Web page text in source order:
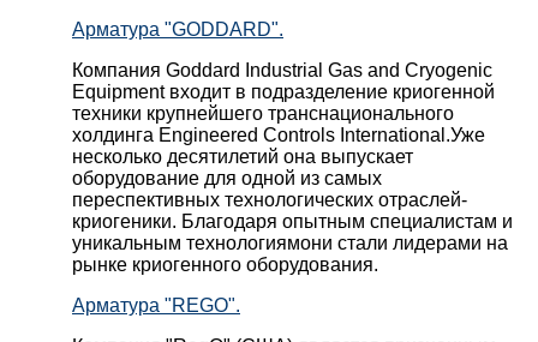
Арматура "GODDARD".
Компания Goddard Industrial Gas and Cryogenic
Equipment входит в подразделение криогенной
техники крупнейшего транснационального
холдинга Engineered Controls International.Уже
несколько десятилетий она выпускает
оборудование для одной из самых
переспективных технологических отраслей-
криогеники. Благодаря опытным специалистам и
уникальным технологиямони стали лидерами на
рынке криогенного оборудования.
Арматура "REGO".